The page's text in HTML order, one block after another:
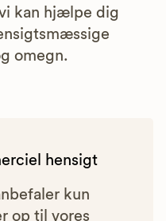
kan hjælpe dig
omegn.
hensigt
kun
op til vores